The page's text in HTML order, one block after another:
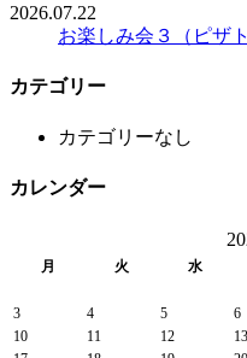
2026.07.22
お楽しみ会３（ピザ
カテゴリー
カテゴリーなし
カレンダー
月 火 水
3
4 5 6
10
11 12 13